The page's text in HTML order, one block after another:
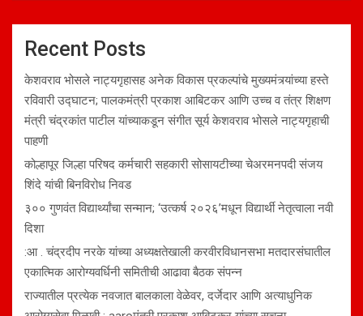
Recent Posts
केशवराव भोसले नाट्यगृहासह अनेक विकास प्रकल्पांचे मुख्यमंत्र्यांच्या हस्ते
रविवारी उद्घाटन; पालकमंत्री प्रकाश आबिटकर आणि उच्च व तंत्र शिक्षण
मंत्री चंद्रकांत पाटील यांच्याकडून संगीत सूर्य केशवराव भोसले नाट्यगृहाची
पाहणी
कोल्हापूर जिल्हा परिषद कर्मचारी सहकारी सोसायटीच्या चेअरमनपदी संजय
शिंदे यांची बिनविरोध निवड
३०० गुणवंत विद्यार्थ्यांचा सन्मान; ‘उत्कर्ष २०२६’मधून विद्यार्थी नेतृत्वाला नवी
दिशा
:आ . चंद्रदीप नरके यांच्या अध्यक्षतेखाली करवीरविधानसभा मतदारसंघातील
एकात्मिक आरोग्यवर्धिनी समितीची आढावा बैठक संपन्न
राज्यातील प्रत्येक नवजात बालकाला वेळेवर, दर्जेदार आणि अत्याधुनिक